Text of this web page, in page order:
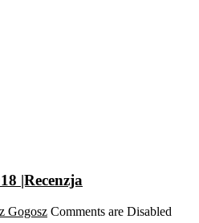
|Recenzja
Gogosz Comments are Disabled